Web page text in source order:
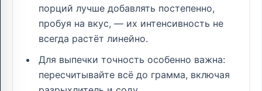
порций лучше добавлять постепенно,
пробуя на вкус, — их интенсивность не
всегда растёт линейно.
Для выпечки точность особенно важна:
пересчитывайте всё до грамма, включая